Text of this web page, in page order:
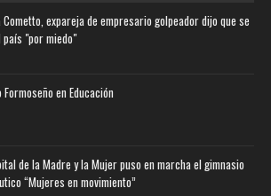
expareja de empresario golpeador dijo que se
país "por miedo"
Formoseño en Educación
de la Madre y la Mujer puso en marcha el gimnasio
“Mujeres en movimiento”